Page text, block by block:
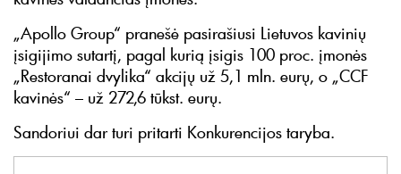
„Apollo Group“ pranešė pasirašiusi Lietuvos kavinių
įsigijimo sutartį, pagal kurią įsigis 100 proc. įmonės
„Restoranai dvylika“ akcijų už 5,1 mln. eurų, o „CCF
kavinės“ – už 272,6 tūkst. eurų.
Sandoriui dar turi pritarti Konkurencijos taryba.